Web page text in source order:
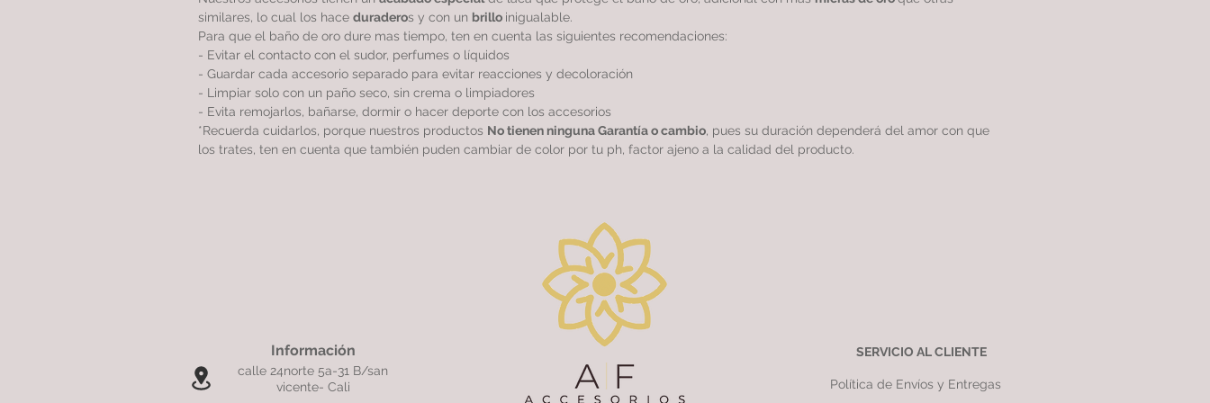
similares, lo cual los hace duraderos y con un brillo inigualable.
Para que el baño de oro dure mas tiempo, ten en cuenta las siguientes recomendaciones:
- Evitar el contacto con el sudor, perfumes o líquidos
- Guardar cada accesorio separado para evitar reacciones y decoloración
- Limpiar solo con un paño seco, sin crema o limpiadores
- Evita remojarlos, bañarse, dormir o hacer deporte con los accesorios
*Recuerda cuidarlos, porque nuestros productos No tienen ninguna Garantía o cambio, pues su duración dependerá del amor con que
los trates, ten en cuenta que también puden cambiar de color por tu ph, factor ajeno a la calidad del producto.
Información
calle 24norte 5a-31 B/san
vicente- Cali
SERVICIO AL CLIENTE
Política de Envíos y Entregas